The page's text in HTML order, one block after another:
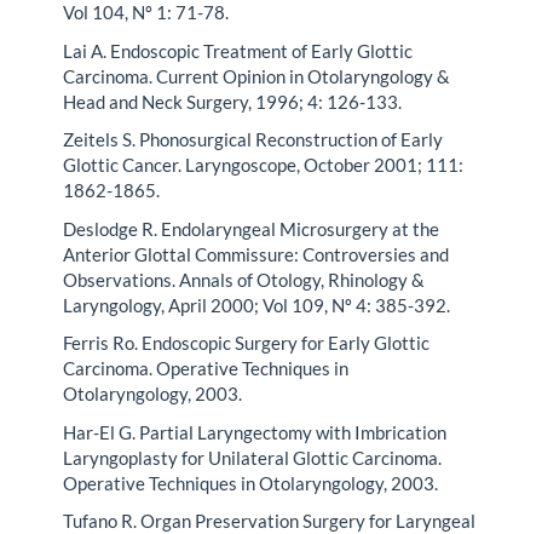
Vol 104, Nº 1: 71-78.
Lai A. Endoscopic Treatment of Early Glottic
Carcinoma. Current Opinion in Otolaryngology &
Head and Neck Surgery, 1996; 4: 126-133.
Zeitels S. Phonosurgical Reconstruction of Early
Glottic Cancer. Laryngoscope, October 2001; 111:
1862-1865.
Deslodge R. Endolaryngeal Microsurgery at the
Anterior Glottal Commissure: Controversies and
Observations. Annals of Otology, Rhinology &
Laryngology, April 2000; Vol 109, Nº 4: 385-392.
Ferris Ro. Endoscopic Surgery for Early Glottic
Carcinoma. Operative Techniques in
Otolaryngology, 2003.
Har-El G. Partial Laryngectomy with Imbrication
Laryngoplasty for Unilateral Glottic Carcinoma.
Operative Techniques in Otolaryngology, 2003.
Tufano R. Organ Preservation Surgery for Laryngeal